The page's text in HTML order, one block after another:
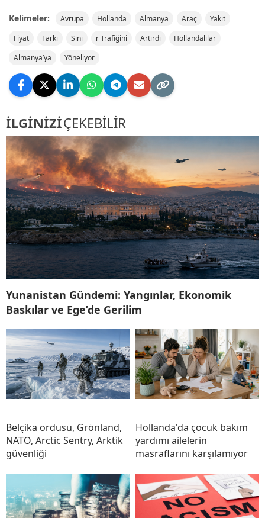
Kelimeler: Avrupa Hollanda Almanya Araç
Yakıt
Fiyat
Farkı Sını r Trafiğini Artırdı
Hollandalılar
Almanya’ya
Yöneliyor
İLGİNİZİÇEKEBİLİR
Yunanistan Gündemi: Yangınlar, Ekonomik
Baskılar ve Ege’de Gerilim
Belçika ordusu, Grönland,
NATO, Arctic Sentry, Arktik
güvenliği
Hollanda'da çocuk bakım
yardımı ailelerin
masraflarını karşılamıyor